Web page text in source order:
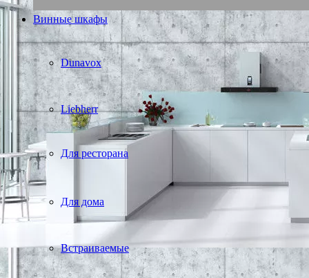
Винные шкафы
Dunavox
Liebherr
Для ресторана
Для дома
Встраиваемые